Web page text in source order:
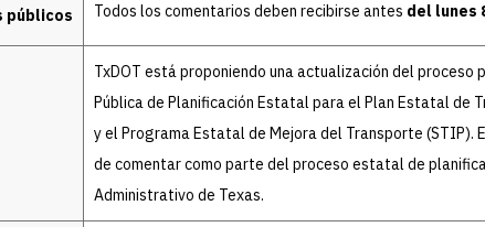
públicos Todos los comentarios deben recibirse antes del lunes
TxDOT está proponiendo una actualización del proceso
Pública de Planificación Estatal para el Plan Estatal de
y el Programa Estatal de Mejora del Transporte (STIP).
de comentar como parte del proceso estatal de
Administrativo de Texas.